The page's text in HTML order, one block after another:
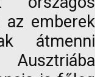
emberek
átmenni